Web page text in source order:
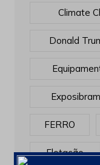
Climate
Donald
Exposibram
FERRO
Flotação